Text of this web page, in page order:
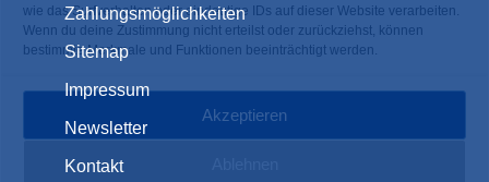
wie das Surfverhalten oder eindeutige IDs auf dieser Website verarbeiten.
Wenn du deine Zustimmung nicht erteilst oder zurückziehst, können
bestimmte Merkmale und Funktionen beeinträchtigt werden.
Akzeptieren
Zahlungsmöglichkeiten
Sitemap
Impressum
Newsletter
Kontakt